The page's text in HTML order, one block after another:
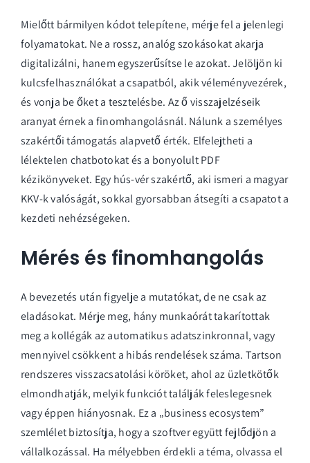
Mielőtt bármilyen kódot telepítene, mérje fel a jelenlegi
folyamatokat. Ne a rossz, analóg szokásokat akarja
digitalizálni, hanem egyszerűsítse le azokat. Jelöljön ki
kulcsfelhasználókat a csapatból, akik véleményvezérek,
és vonja be őket a tesztelésbe. Az ő visszajelzéseik
aranyat érnek a finomhangolásnál. Nálunk a személyes
szakértői támogatás alapvető érték. Elfelejtheti a
lélektelen chatbotokat és a bonyolult PDF
kézikönyveket. Egy hús-vér szakértő, aki ismeri a magyar
KKV-k valóságát, sokkal gyorsabban átsegíti a csapatot a
kezdeti nehézségeken.
Mérés és finomhangolás
A bevezetés után figyelje a mutatókat, de ne csak az
eladásokat. Mérje meg, hány munkaórát takarítottak
meg a kollégák az automatikus adatszinkronnal, vagy
mennyivel csökkent a hibás rendelések száma. Tartson
rendszeres visszacsatolási köröket, ahol az üzletkötők
elmondhatják, melyik funkciót találják feleslegesnek
vagy éppen hiányosnak. Ez a „business ecosystem”
szemlélet biztosítja, hogy a szoftver együtt fejlődjön a
vállalkozással. Ha mélyebben érdekli a téma, olvassa el